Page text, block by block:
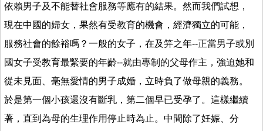
依賴男子及不能替社會服務等應有的結果。然而我們試想，
現在中國的婦女，果然有受教育的機會，經濟獨立的可能，
服務社會的餘裕嗎？一般的女子，在及笄之年--正當男子或別
國女子受教育最緊要的年齡--就由專制的父母作主，強迫她和
從未見面、毫無愛情的男子成婚，立時負了做母親的義務。
於是第一個小孩還沒有斷乳，第二個早已受孕了。這樣繼續
著，直到為母的生理作用停止時為止。中間除了妊娠、分